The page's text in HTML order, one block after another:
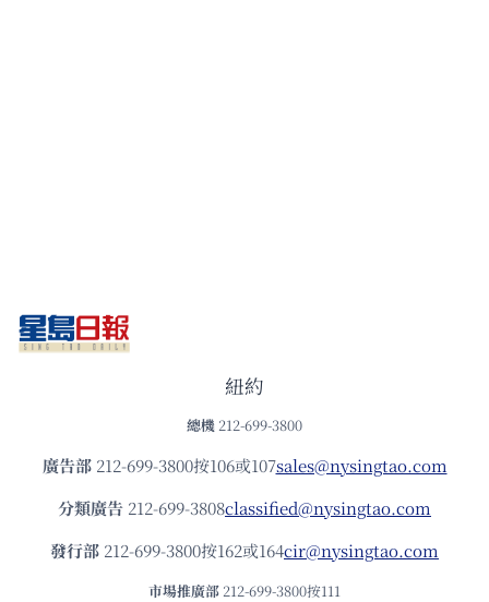
紐約
總機 212-699-3800
廣告部212-699-3800按106或107sales@nysingtao.com
分類廣告 212-699-3808classified@nysingtao.com
發⾏部 212-699-3800按162或164cir@nysingtao.com
市場推廣部 212-699-3800按111